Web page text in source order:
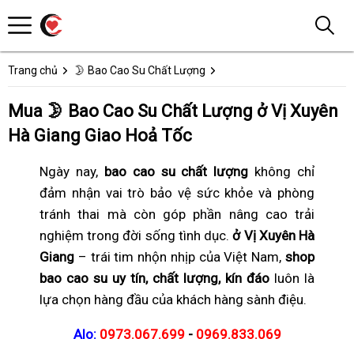
Trang chủ 🌛 Bao Cao Su Chất Lượng
Mua 🌛 Bao Cao Su Chất Lượng ở Vị Xuyên
Hà Giang Giao Hoả Tốc
Ngày nay, bao cao su chất lượng không chỉ
đảm nhận vai trò bảo vệ sức khỏe và phòng
tránh thai mà còn góp phần nâng cao trải
nghiệm trong đời sống tình dục. ở Vị Xuyên Hà
Giang – trái tim nhộn nhịp của Việt Nam, shop
bao cao su uy tín, chất lượng, kín đáo luôn là
lựa chọn hàng đầu của khách hàng sành điệu.
Alo: 0973.067.699 - 0969.833.069